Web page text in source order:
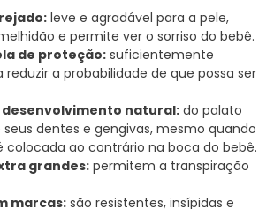
leve e agradável para a pele,
e permite ver o sorriso do bebê.
de proteção: suficientemente
reduzir a probabilidade de que possa ser
desenvolvimento natural: do palato
seus dentes e gengivas, mesmo quando
colocada ao contrário na boca do bebê.
grandes: permitem a transpiração
marcas: são resistentes, insípidas e